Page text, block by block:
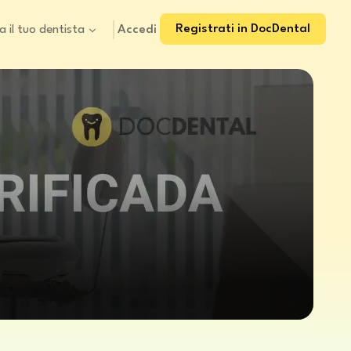
il tuo dentista Accedi Registrati in DocDental